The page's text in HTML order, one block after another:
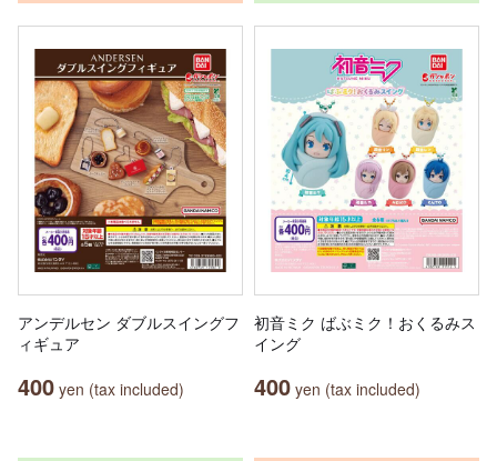
アンデルセン ダブルスイングフ
ィギュア
400 yen (tax included)
初音ミク ばぶミク！おくるみス
イング
400 yen (tax included)